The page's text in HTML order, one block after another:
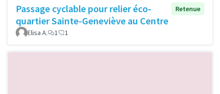
Passage cyclable pour relier éco-
quartier Sainte-Geneviève au Centre
Retenue
Elisa A. 1 1